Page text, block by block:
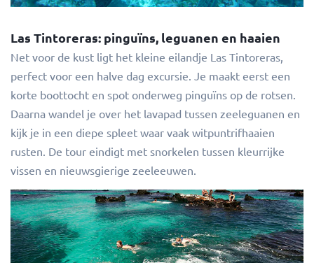
Las Tintoreras: pinguïns, leguanen en haaien
Net voor de kust ligt het kleine eilandje Las Tintoreras,
perfect voor een halve dag excursie. Je maakt eerst een
korte boottocht en spot onderweg pinguïns op de rotsen.
Daarna wandel je over het lavapad tussen zeeleguanen en
kijk je in een diepe spleet waar vaak witpuntrifhaaien
rusten. De tour eindigt met snorkelen tussen kleurrijke
vissen en nieuwsgierige zeeleeuwen.